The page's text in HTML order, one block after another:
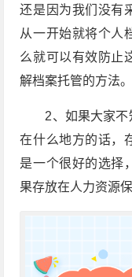
还是因为我们没有
从一开始就将个人
么就可以有效防止
解档案托管的方法。
2、如果大家
在什么地方的话，
是一个很好的选择
果存放在人力资源